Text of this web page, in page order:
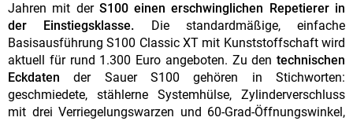
Jahren mit der S100 einen erschwinglichen Repetierer in
der Einstiegsklasse. Die standardmäßige, einfache
Basisausführung S100 Classic XT mit Kunststoffschaft wird
aktuell für rund 1.300 Euro angeboten. Zu den technischen
Eckdaten der Sauer S100 gehören in Stichworten:
geschmiedete, stählerne Systemhülse, Zylinderverschluss
mit drei Verriegelungswarzen und 60-Grad-Öffnungswinkel,